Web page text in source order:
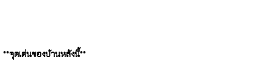
**จุดเด่นของบ้านหลังนี้**